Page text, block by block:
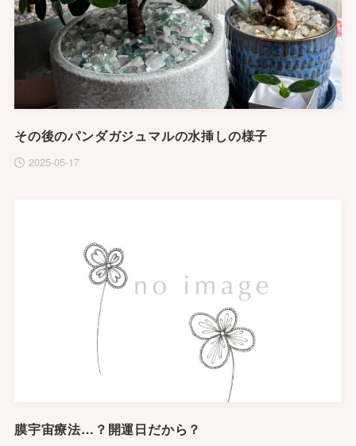
その後のパンダガジュマルの水挿しの様子
2025-05-17
膜宇宙療法…？開運日だから？